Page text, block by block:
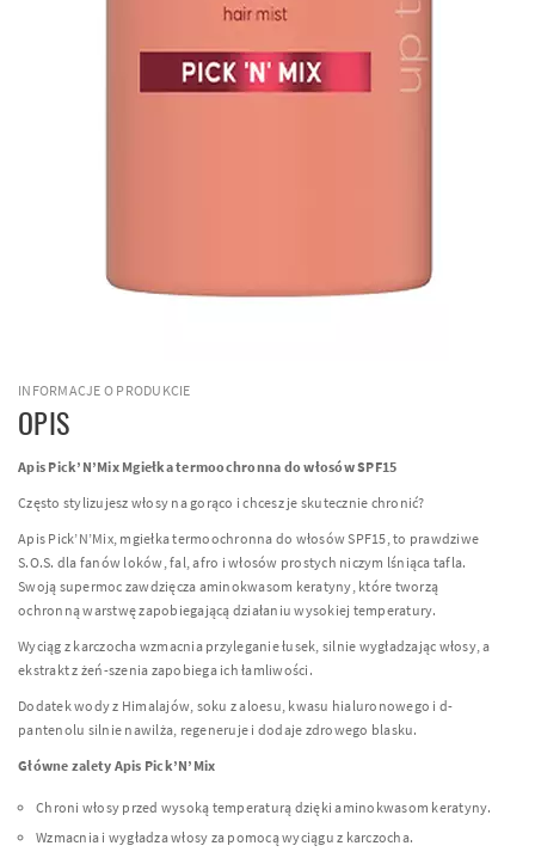
INFORMACJE O PRODUKCIE
OPIS
Apis Pick’N’Mix Mgiełka termoochronna do włosów SPF15
Często stylizujesz włosy na gorąco i chcesz je skutecznie chronić?
Apis Pick’N’Mix, mgiełka termoochronna do włosów SPF15, to prawdziwe
S.O.S. dla fanów loków, fal, afro i włosów prostych niczym lśniąca tafla.
Swoją supermoc zawdzięcza aminokwasom keratyny, które tworzą
ochronną warstwę zapobiegającą działaniu wysokiej temperatury.
Wyciąg z karczocha wzmacnia przyleganie łusek, silnie wygładzając włosy, a
ekstrakt z żeń-szenia zapobiega ich łamliwości.
Dodatek wody z Himalajów, soku z aloesu, kwasu hialuronowego i d-
pantenolu silnie nawilża, regeneruje i dodaje zdrowego blasku.
Główne zalety Apis Pick’N’Mix
Chroni włosy przed wysoką temperaturą dzięki aminokwasom keratyny.
Wzmacnia i wygładza włosy za pomocą wyciągu z karczocha.